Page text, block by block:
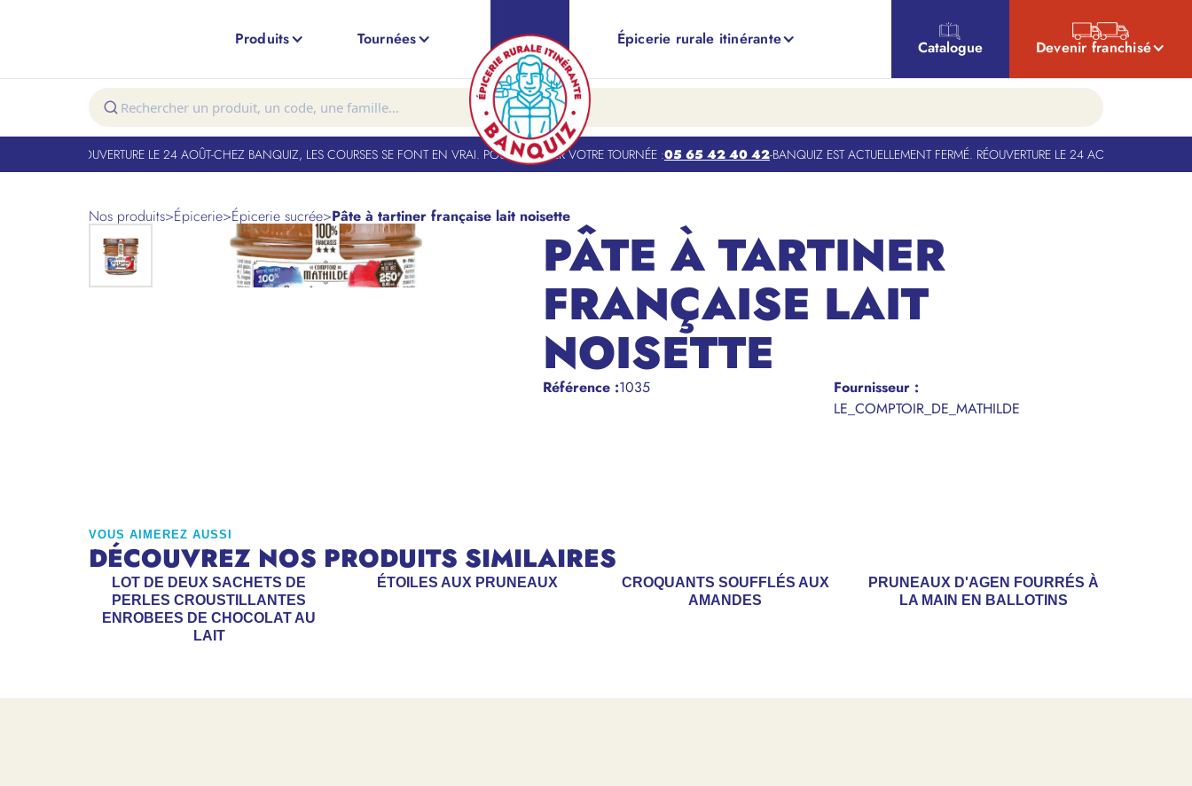
Produits Tournées Épicerie rurale itinérante Catalogue Devenir franchisé
FERMÉ. RÉOUVERTURE LE 24 AOÛT-CHEZ BANQUIZ, LES COURSES SE FONT EN VRAI. POUR TROUVER VOTRE TOURNÉE :05 65 42 40 42-BANQUIZ EST ACTUELLEMENT FERMÉ. RÉOUVERTURE LE 24 AOÛT-
Nos produits>Épicerie>Épicerie sucrée>Pâte à tartiner française lait noisette
PÂTE À TARTINER
FRANÇAISE LAIT
NOISETTE
Référence :1035
Fournisseur :
LE_COMPTOIR_DE_MATHILDE
VOUS AIMEREZ AUSSI
DÉCOUVREZ NOS PRODUITS SIMILAIRES
LOT DE DEUX SACHETS DE
PERLES CROUSTILLANTES
ENROBEES DE CHOCOLAT AU
LAIT
ÉTOILES AUX PRUNEAUX
CROQUANTS SOUFFLÉS AUX
AMANDES
PRUNEAUX D'AGEN FOURRÉS À
LA MAIN EN BALLOTINS